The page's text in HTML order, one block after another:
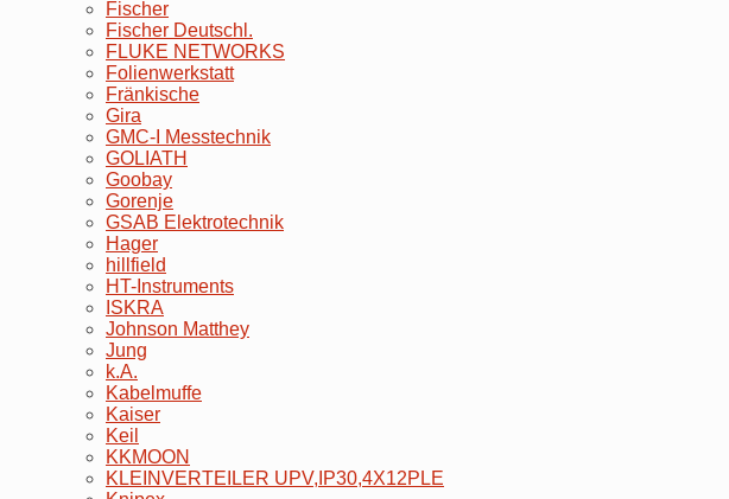
Fischer
Fischer Deutschl.
FLUKE NETWORKS
Folienwerkstatt
Fränkische
Gira
GMC-I Messtechnik
GOLIATH
Goobay
Gorenje
GSAB Elektrotechnik
Hager
hillfield
HT-Instruments
ISKRA
Johnson Matthey
Jung
k.A.
Kabelmuffe
Kaiser
Keil
KKMOON
KLEINVERTEILER UPV,IP30,4X12PLE